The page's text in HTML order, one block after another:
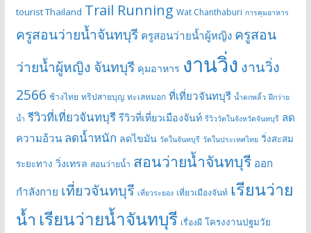
tourist Thailand Trail Running Wat Chanthaburi การคุมอาหาร
ครูสอนว่ายน้ำจันทบุรี ครูสอนว่ายน้ำผู้หญิง ครูสอน
ว่ายน้ำผู้หญิง จันทบุรี คุมอาหาร งานวิ่ง งานวิ่ง
2566 ช้างไทย ทริปสายบุญ ทะเลหมอก ที่เที่ยวจันทบุรี น้ำตกพลิ้ว ฝึกว่าย
น้ำ รีวิวที่เที่ยวจันทบุรี รีวิวที่เที่ยวเมืองจันท์ รีวิววัดในจังหวัดจันทบุรี ลด
ความอ้วน ลดน้ำหนัก ลดไขมัน วัดในจันทบุรี วัดในประเทศไทย วิ่งสะสม
ระยะทาง วิ่งเทรล สอนว่ายน้ำ สอนว่ายน้ำจันทบุรี ออก
กำลังกาย เที่ยวจันทบุรี เที่ยวระยอง เที่ยวเมืองจันท์ เรียนว่าย
น้ำ เรียนว่ายน้ำจันทบุรี เรื่องผี โครงงานปฐมวัย